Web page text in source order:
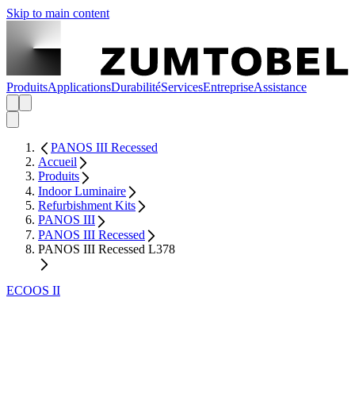
Skip to main content
ProduitsApplicationsDurabilitéServicesEntrepriseAssistance
PANOS III Recessed
Accueil
Produits
Indoor Luminaire
Refurbishment Kits
PANOS III
PANOS III Recessed
PANOS III Recessed L378
ECOOS II